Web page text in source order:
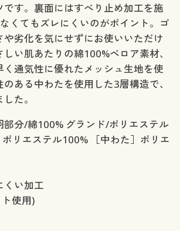
です。裏面にはすべり止め加工を施
くてもズレにくいのがポイント。ゴ
や劣化を気にせずにお使いいただけ
い肌あたりの綿100%ベロア素材、
通気性に優れたメッシュ生地を使
ある中わたを使用した3層構造で、
た。
分/綿100% グランド/ポリエステル
リエステル100% ［中わた］ポリエ
い加工
使用)